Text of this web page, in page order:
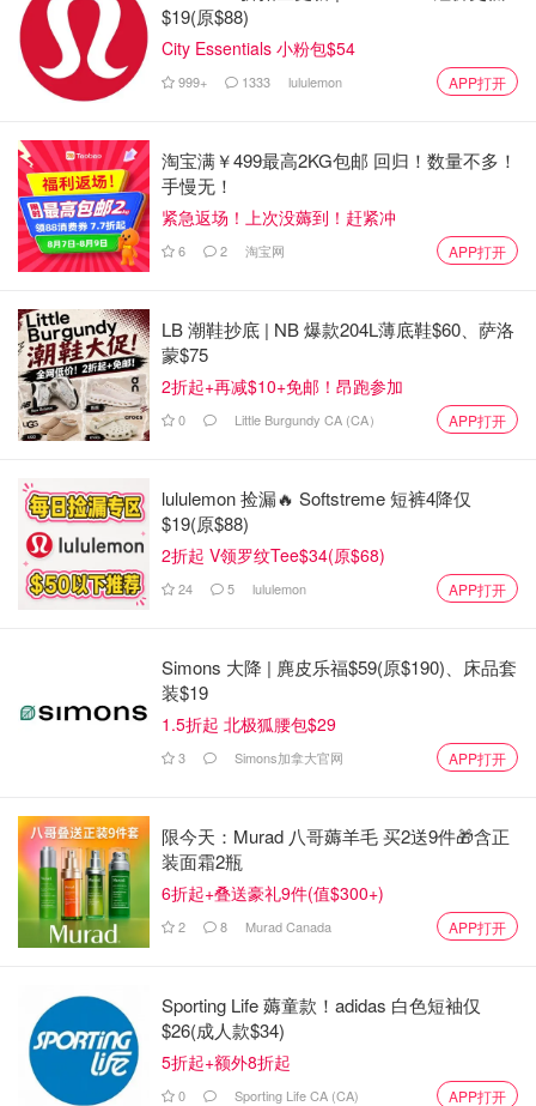
$19(原$88)
City Essentials 小粉包$54
999+ 1333 lululemon APP打开
淘宝满￥499最高2KG包邮 回归！数量不多！
手慢无！
紧急返场！上次没薅到！赶紧冲
6 2 淘宝网 APP打开
LB 潮鞋抄底 | NB 爆款204L薄底鞋$60、萨洛
蒙$75
2折起+再减$10+免邮！昂跑参加
0 Little Burgundy CA (CA） APP打开
lululemon 捡漏🔥 Softstreme 短裤4降仅
$19(原$88)
2折起 V领罗纹Tee$34(原$68)
24 5 lululemon APP打开
Simons 大降 | 麂皮乐福$59(原$190)、床品套
装$19
1.5折起 北极狐腰包$29
3 Simons加拿大官网 APP打开
限今天：Murad 八哥薅羊毛 买2送9件🎁含正
装面霜2瓶
6折起+叠送豪礼9件(值$300+)
2 8 Murad Canada APP打开
Sporting Life 薅童款！adidas 白色短袖仅
$26(成人款$34)
5折起+额外8折起
0 Sporting Life CA (CA) APP打开